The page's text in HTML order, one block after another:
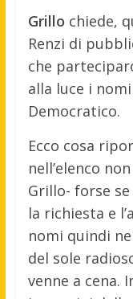
Grillo chiede,
Renzi di
che
alla luce i
Democratico.
Ecco cosa
nell’elenco
Grillo- forse se
la richiesta e
nomi quindi
del sole
venne a cena.